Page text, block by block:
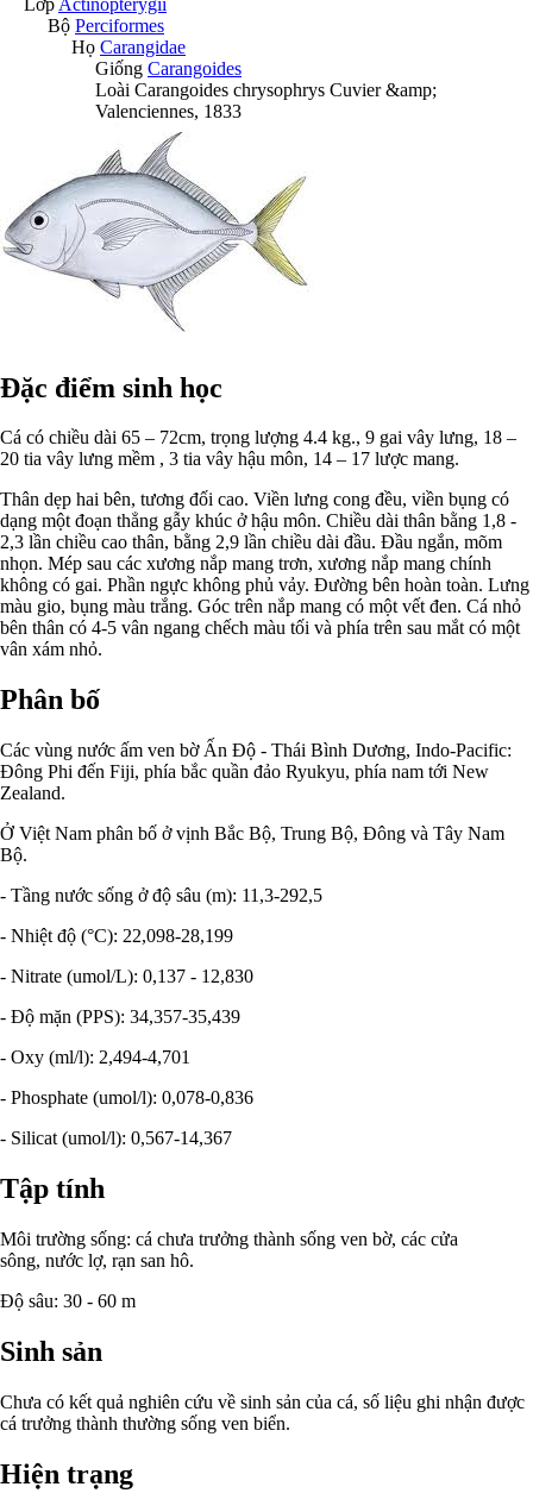
Bộ Perciformes
Họ Carangidae
Giống Carangoides
Loài Carangoides chrysophrys Cuvier &amp;
Valenciennes, 1833
Đặc điểm sinh học
Cá có chiều dài 65 – 72cm, trọng lượng 4.4 kg., 9 gai vây lưng, 18 –
20 tia vây lưng mềm , 3 tia vây hậu môn, 14 – 17 lược mang.
Thân dẹp hai bên, tương đối cao. Viền lưng cong đều, viền bụng có
dạng một đoạn thẳng gẫy khúc ở hậu môn. Chiều dài thân bằng 1,8 -
2,3 lần chiều cao thân, bằng 2,9 lần chiều dài đầu. Đầu ngắn, mõm
nhọn. Mép sau các xương nắp mang trơn, xương nắp mang chính
không có gai. Phần ngực không phủ vảy. Đường bên hoàn toàn. Lưng
màu gio, bụng màu trắng. Góc trên nắp mang có một vết đen. Cá nhỏ
bên thân có 4-5 vân ngang chếch màu tối và phía trên sau mắt có một
vân xám nhỏ.
Phân bố
Các vùng nước ấm ven bờ Ấn Độ - Thái Bình Dương, Indo-Pacific:
Đông Phi đến Fiji, phía bắc quần đảo Ryukyu, phía nam tới New
Zealand.
Ở Việt Nam phân bố ở vịnh Bắc Bộ, Trung Bộ, Đông và Tây Nam
Bộ.
- Tầng nước sống ở độ sâu (m): 11,3-292,5
- Nhiệt độ (°C): 22,098-28,199
- Nitrate (umol/L): 0,137 - 12,830
- Độ mặn (PPS): 34,357-35,439
- Oxy (ml/l): 2,494-4,701
- Phosphate (umol/l): 0,078-0,836
- Silicat (umol/l): 0,567-14,367
Tập tính
Môi trường sống: cá chưa trưởng thành sống ven bờ, các cửa
sông, nước lợ, rạn san hô.
Độ sâu: 30 - 60 m
Sinh sản
Chưa có kết quả nghiên cứu về sinh sản của cá, số liệu ghi nhận được
cá trưởng thành thường sống ven biển.
Hiện trạng